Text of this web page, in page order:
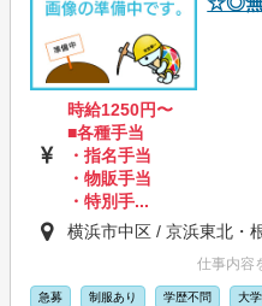
時給1250円〜
■各種手当
・指名手当
・物販手当
・特別手...
横浜市中区 / 京浜東北・
仕事内容
急募 制服あり 学歴不問 大